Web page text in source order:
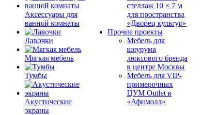
Аксессуары для
ванной комнаты
Лавочки
Мягкая мебель
Тумбы
Акустические
экраны
стеллаж 10 × 7 м
для пространства
«Дворец культур»
Прочие проекты
Мебель для
шоурума
люксового бренда
в центре Москвы
Мебель для VIP-
примерочных
ЦУМ Outlet в
«Афимолл»